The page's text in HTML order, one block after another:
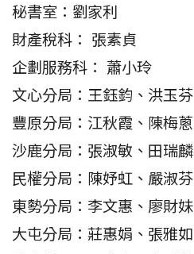
秘書室：劉家利
財產稅科： 張素貞
企劃服務科： 蕭小玲
文心分局：王鈺鈞、洪玉芬
豐原分局：江秋霞、陳梅蔥
沙鹿分局：張淑敏、田瑞麟
民權分局：陳妤虹、嚴淑芬
東勢分局：李文惠、廖財妹
大屯分局：莊惠娟、張雅如